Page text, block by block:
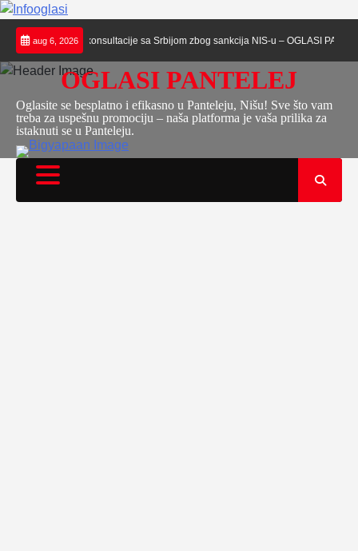
Skip
content
aug 6, 2026
hitne konsultacije sa Srbijom zbog sankcija NIS-u – OGLASI PANTELEJ
OGLASI PANTELEJ
Oglasite se besplatno i efikasno u Panteleju, Nišu! Sve što vam
treba za uspešnu promociju – naša platforma je vaša prilika za
istaknuti se u Panteleju.